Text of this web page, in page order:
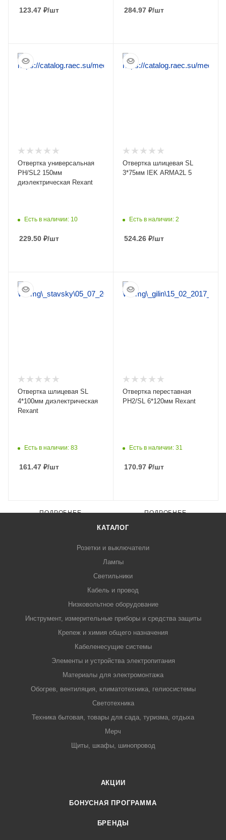
123.47 ₽/шт 284.97 ₽/шт
Отвертка универсальная
PH/SL2 150мм
диэлектрическая Rexant
Есть в наличии: 10
229.50 ₽/шт
Отвертка шлицевая SL
3*75мм IEK ARMA2L 5
Есть в наличии: 2
524.26 ₽/шт
Отвертка шлицевая SL
4*100мм диэлектрическая
Rexant
Есть в наличии: 83
161.47 ₽/шт
ПОДРОБНЕЕ
Отвертка переставная
PH2/SL 6*120мм Rexant
Есть в наличии: 31
170.97 ₽/шт
ПОДРОБНЕЕ
КАТАЛОГ
Розетки и выключатели
Лампы
Светильники
Кабель и провод
Низковольтное оборудование
Инструмент, измерительные приборы и средства защиты
Крепеж и химия общего назначения
Кабеленесущие системы
Элементы и устройства электропитания
Материалы для электромонтажа
Обогрев, вентиляция, климатотехника, гелиосистемы
Светотехника
Техника бытовая, товары для сада, туризма, отдыха
Мерч
Щиты, шкафы, шинопровод
АКЦИИ
БОНУСНАЯ ПРОГРАММА
БРЕНДЫ